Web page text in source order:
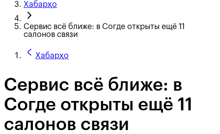
Хабарҳо
Сервис всё ближе: в Согде открыты ещё 11
салонов связи
Хабарҳо
Сервис всё ближе: в
Согде открыты ещё 11
салонов связи